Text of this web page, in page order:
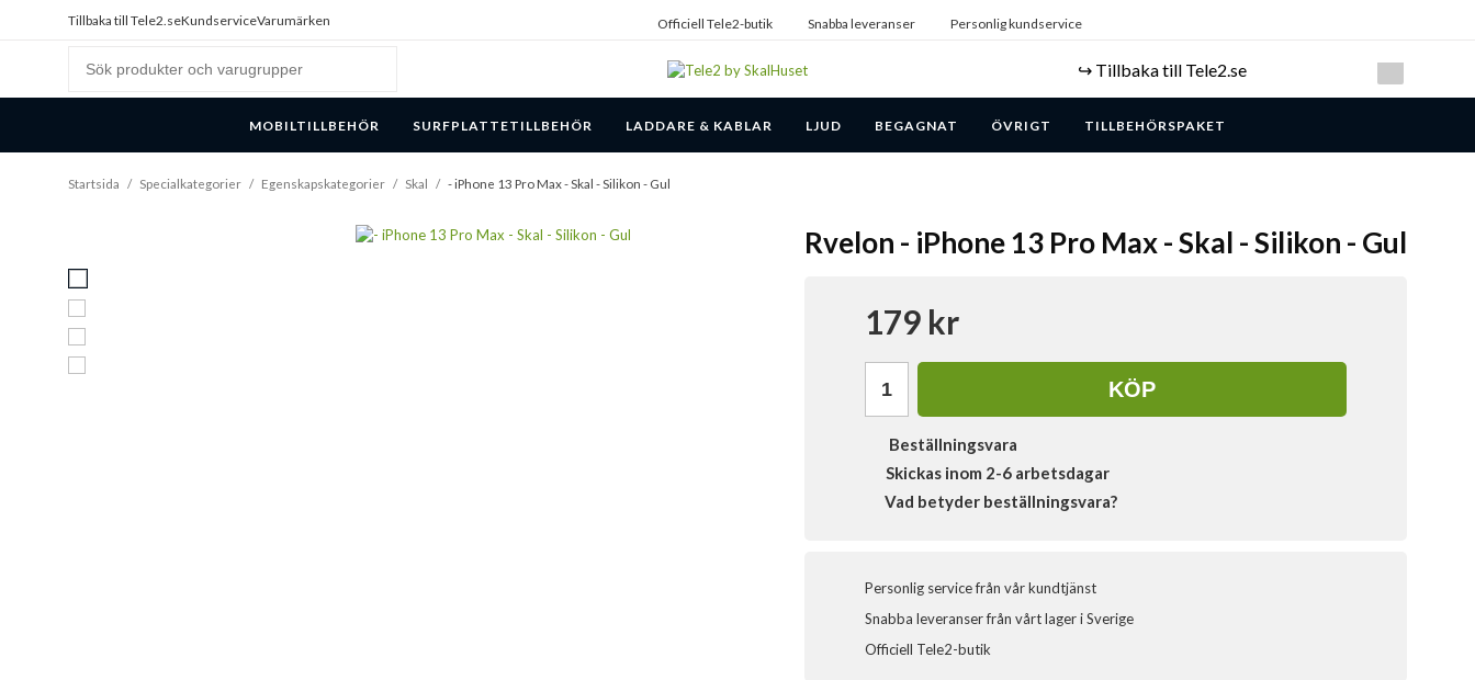
Tillbaka till Tele2.seKundserviceVarumärken Officiell Tele2-butik Snabba leveranser Personlig kundservice
↪️ Tillbaka till Tele2.se
MOBILTILLBEHÖR SURFPLATTETILLBEHÖR LADDARE & KABLAR LJUD BEGAGNAT ÖVRIGT TILLBEHÖRSPAKET
Startsida / Specialkategorier / Egenskapskategorier / Skal / - iPhone 13 Pro Max - Skal - Silikon - Gul
Rvelon - iPhone 13 Pro Max - Skal - Silikon - Gul
179 kr
KÖP
Beställningsvara
Skickas inom 2-6 arbetsdagar
Vad betyder beställningsvara?
Personlig service från vår kundtjänst
Snabba leveranser från vårt lager i Sverige
Officiell Tele2-butik